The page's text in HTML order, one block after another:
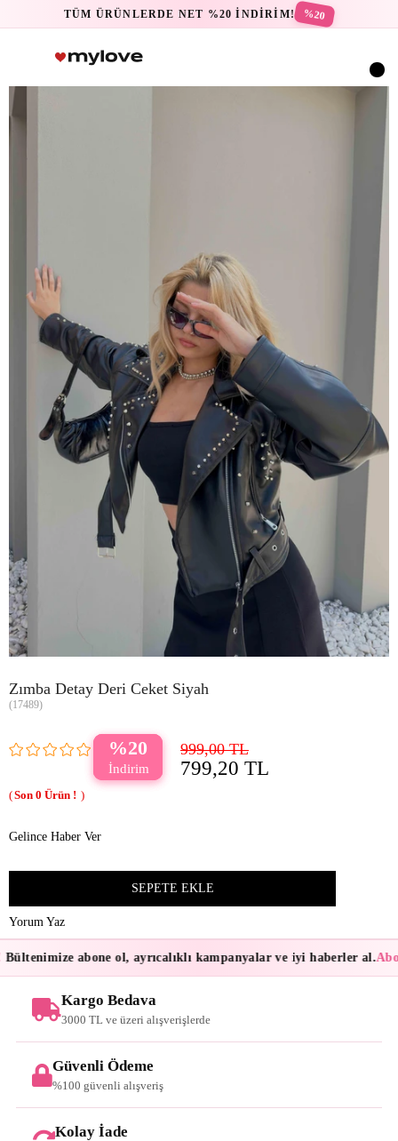
TÜM ÜRÜNLERDE NET %20 İNDİRİM! %20
Zımba Detay Deri Ceket Siyah
(17489)
20 999,00 TL
799,20 TL
0
Gelince Haber Ver
Yorum Yaz
abone ol, ayrıcalıklı kampanyalar ve iyi haberler al.
Kargo Bedava
3000 TL ve üzeri alışverişlerde
Güvenli Ödeme
%100 güvenli alışveriş
Kolay İade